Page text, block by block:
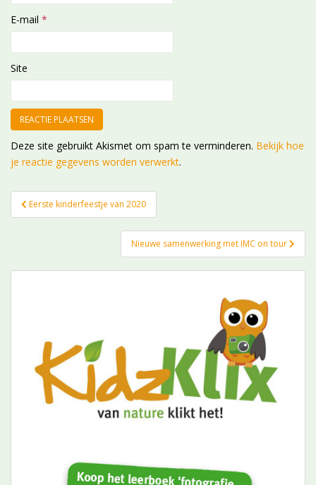
E-mail *
Site
Deze site gebruikt Akismet om spam te verminderen. Bekijk hoe
je reactie gegevens worden verwerkt.
Bericht
navigatie
Eerste kinderfeestje van 2020
Nieuwe samenwerking met IMC on tour